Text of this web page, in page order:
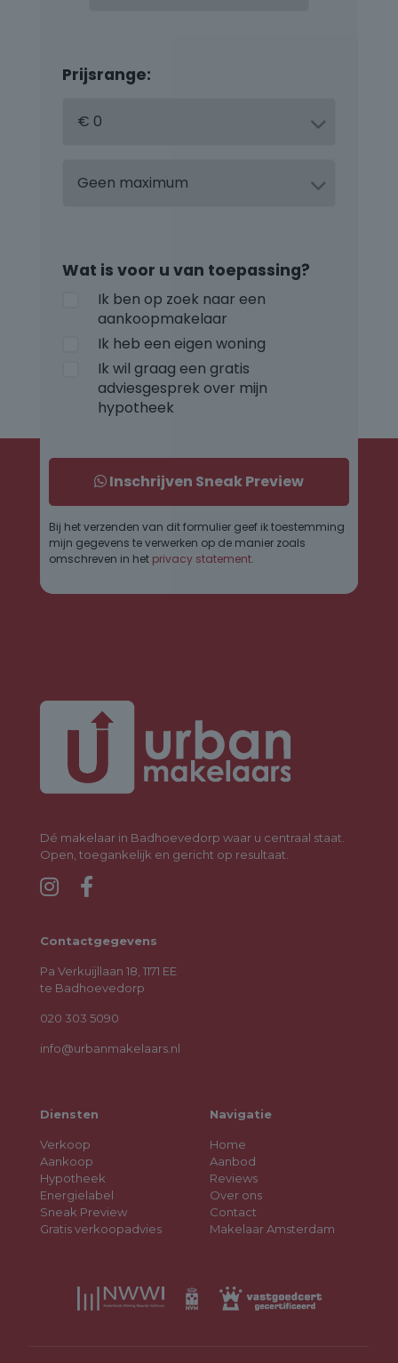
Dé makelaar in Badhoevedorp waar u centraal staat.
Open, toegankelijk en gericht op resultaat.
Contactgegevens
Pa Verkuijllaan 18, 1171 EE
te Badhoevedorp
020 303 5090
info@urbanmakelaars.nl
Diensten
Verkoop
Aankoop
Hypotheek
Energielabel
Sneak Preview
Gratis verkoopadvies
Navigatie
Home
Aanbod
Reviews
Over ons
Contact
Makelaar Amsterdam